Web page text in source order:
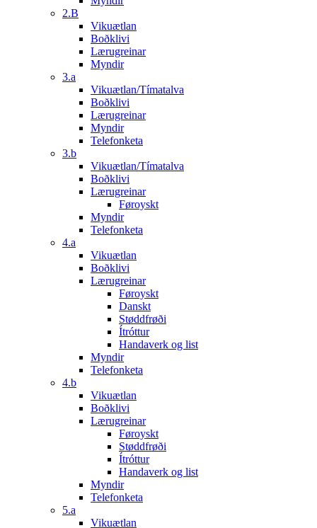
2.B
Vikuætlan
Boðklivi
Lærugreinar
Myndir
3.a
Vikuætlan/Tímatalva
Boðklivi
Lærugreinar
Myndir
Telefonketa
3.b
Vikuætlan/Tímatalva
Boðklivi
Lærugreinar
Føroyskt
Myndir
Telefonketa
4.a
Vikuætlan
Boðklivi
Lærugreinar
Føroyskt
Danskt
Støddfrøði
Ítróttur
Handaverk og list
Myndir
Telefonketa
4.b
Vikuætlan
Boðklivi
Lærugreinar
Føroyskt
Støddfrøði
Ítróttur
Handaverk og list
Myndir
Telefonketa
5.a
Vikuætlan